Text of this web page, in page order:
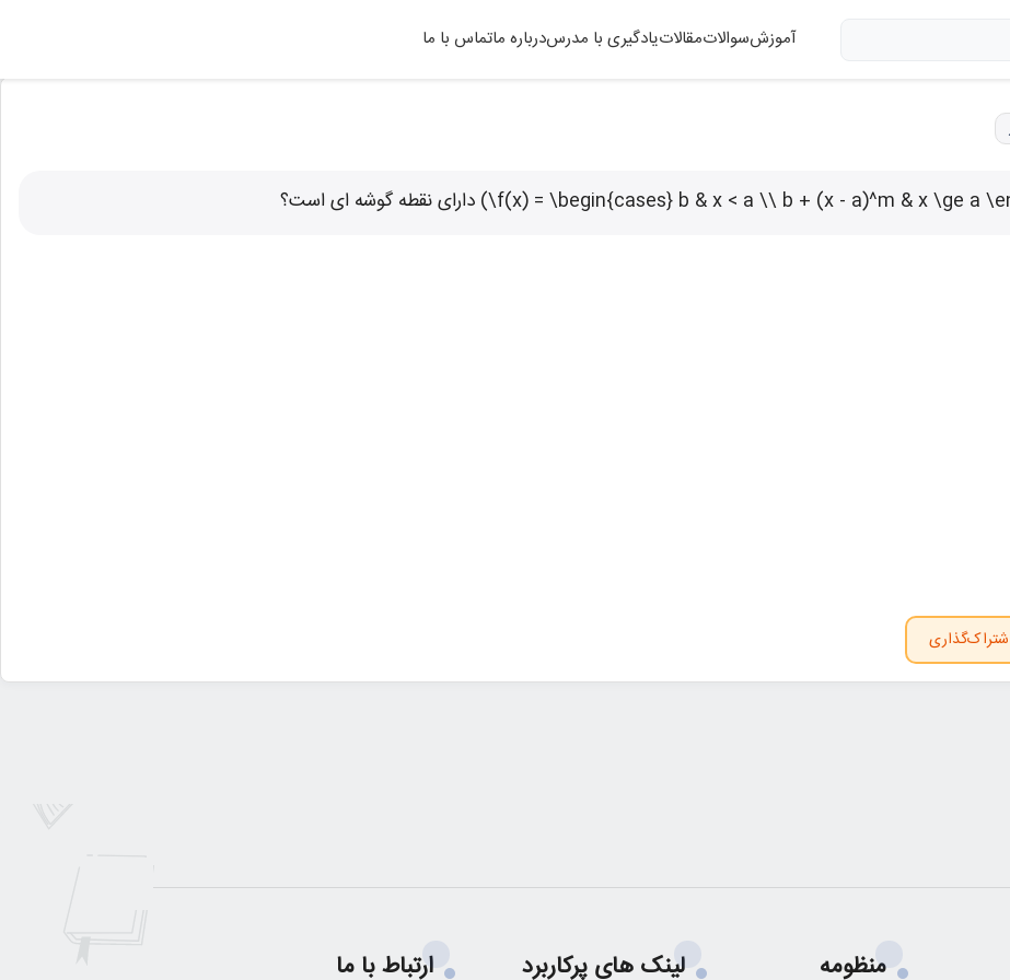
آموزشسوالاتمقالاتیادگیری با مدرسدرباره ماتماس با ما
منظومه لینک های پرکاربرد ارتباط با ما